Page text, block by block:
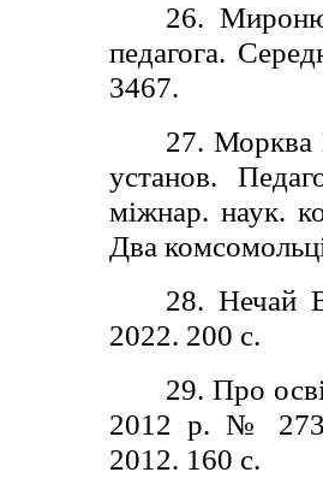
26.
педагога.
3467.
27. Морква
установ.
міжнар. наук.
Два
28. Нечай
2022. 200 с.
29. Про
2012 р. № 273:
2012. 160 с.